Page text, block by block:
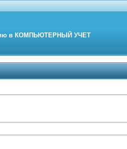
в КОМПЬЮТЕРНЫЙ УЧЕТ